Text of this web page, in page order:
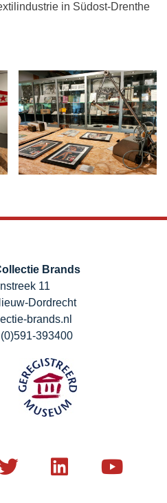
in Südost-Drenthe
Brands
11
Dordrecht
brands.nl
393400